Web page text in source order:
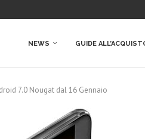
NEWS GUIDE
7.0 Nougat dal 16 Gennaio